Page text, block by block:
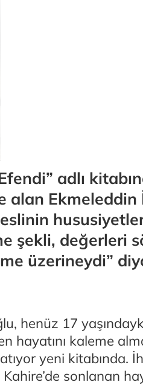
adlı
alan
şekli, değerleri
üzerineydi”
henüz 17
hayatını kaleme
yeni kitabında.
sonlanan